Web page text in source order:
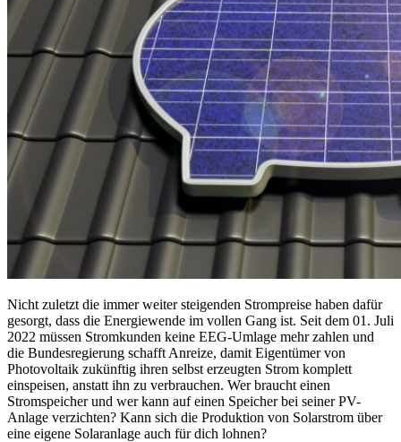
Nicht zuletzt die immer weiter steigenden Strompreise haben dafür
gesorgt, dass die Energiewende im vollen Gang ist. Seit dem 01. Juli
2022 müssen Stromkunden keine EEG-Umlage mehr zahlen und
die Bundesregierung schafft Anreize, damit Eigentümer von
Photovoltaik zukünftig ihren selbst erzeugten Strom komplett
einspeisen, anstatt ihn zu verbrauchen. Wer braucht einen
Stromspeicher und wer kann auf einen Speicher bei seiner PV-
Anlage verzichten? Kann sich die Produktion von Solarstrom über
eine eigene Solaranlage auch für dich lohnen?